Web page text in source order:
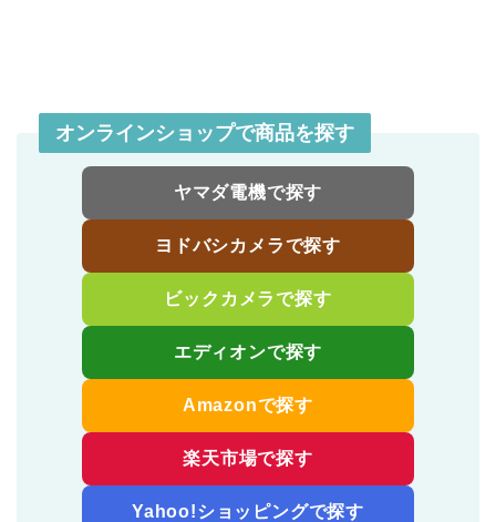
オンラインショップで商品を探す
ヤマダ電機で探す
ヨドバシカメラで探す
ビックカメラで探す
エディオンで探す
Amazonで探す
楽天市場で探す
Yahoo!ショッピングで探す